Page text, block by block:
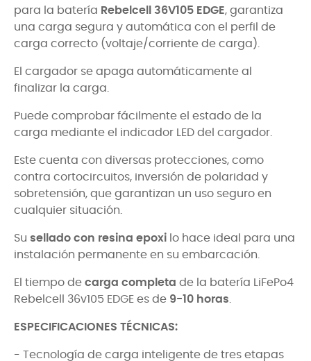
para la batería Rebelcell 36V105 EDGE, garantiza
una carga segura y automática con el perfil de
carga correcto (voltaje/corriente de carga).
El cargador se apaga automáticamente al
finalizar la carga.
Puede comprobar fácilmente el estado de la
carga mediante el indicador LED del cargador.
Este cuenta con diversas protecciones, como
contra cortocircuitos, inversión de polaridad y
sobretensión, que garantizan un uso seguro en
cualquier situación.
Su sellado con resina epoxi lo hace ideal para una
instalación permanente en su embarcación.
El tiempo de carga completa de la batería LiFePo4
Rebelcell 36v105 EDGE es de 9-10 horas
ESPECIFICACIONES TÉCNICAS:
- Tecnología de carga inteligente de tres etapas